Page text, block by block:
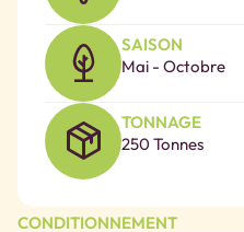
SAISON
Mai - Octobre
TONNAGE
250 Tonnes
CONDITIONNEMENT